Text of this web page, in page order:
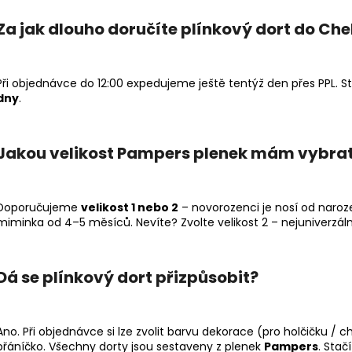
jak dlouho doručíte plínkový dort do
objednávce do 12:00 expedujeme ještě tentýž den přes
.
velikost Pampers plenek mám
velikost 1 nebo 2 – novorozenci je nosí od
od 4–5 měsíců. Nevíte? Zvolte velikost 2 –
se plínkový dort přizpůsobit?
Při objednávce si lze zvolit barvu dekorace (pro holčičku /
Všechny dorty jsou sestaveny z plenek Pampers.